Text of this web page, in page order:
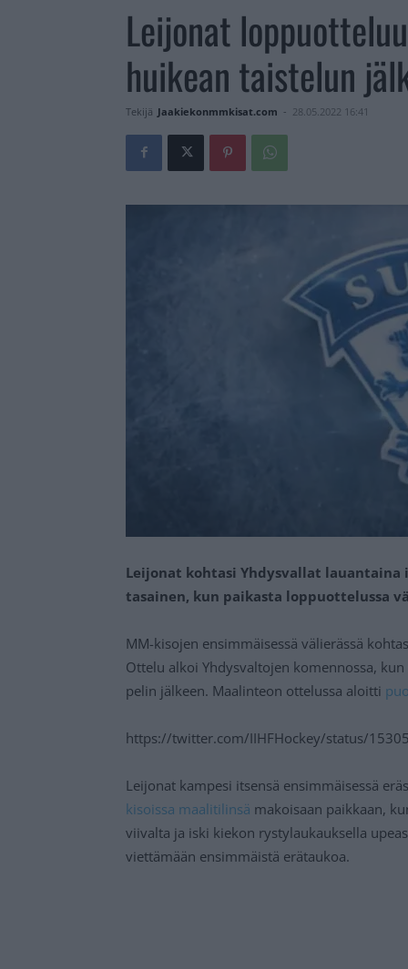
Leijonat
huikean taistelun
Tekijä Jaakiekonmmkisat.com - 28.05.2022 16:41
Leijonat kohtasi Yhdysvallat
tasainen, kun paikasta loppuottelussa
MM-kisojen ensimmäisessä välierässä
Ottelu alkoi Yhdysvaltojen komennossa,
pelin jälkeen. Maalinteon ottelussa aloitti
https://twitter.com/IIHFHockey/status/
Leijonat kampesi itsensä ensimmäisessä
kisoissa maalitilinsä makoisaan paikkaan,
viivalta ja iski kiekon rystylaukauksella
viettämään ensimmäistä erätaukoa.